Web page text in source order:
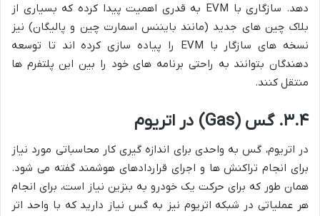
دهد. سازگاری با EVM به قدری اهمیت پیدا کرده که بسیاری از
بلاک چین های جدید (مانند بایننس اسمارت چین و پالیگان) نیز
نسخه های سازگار با EVM را پیاده سازی کرده اند تا توسعه
دهندگان بتوانند به راحتی برنامه های خود را بین این پلتفرم ها
منتقل کنند.
۳.۴. گس (Gas) در اتریوم
در اتریوم، گس به واحدی برای اندازه گیری کار محاسباتی مورد نیاز
برای انجام تراکنش ها و اجرای قراردادهای هوشمند گفته می شود.
همان طور که برای حرکت یک خودرو به بنزین نیاز است، برای انجام
هر عملیاتی در شبکه اتریوم نیز به گس نیاز دارید که با واحد اتر